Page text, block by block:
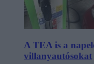
A TEA is a
villanyautósokat